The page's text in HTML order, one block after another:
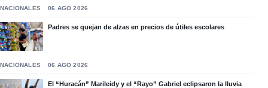
NACIONALES 06 AGO 2026
Padres se quejan de alzas en precios de útiles escolares
NACIONALES 06 AGO 2026
El “Huracán” Marileidy y el “Rayo” Gabriel eclipsaron la lluvia